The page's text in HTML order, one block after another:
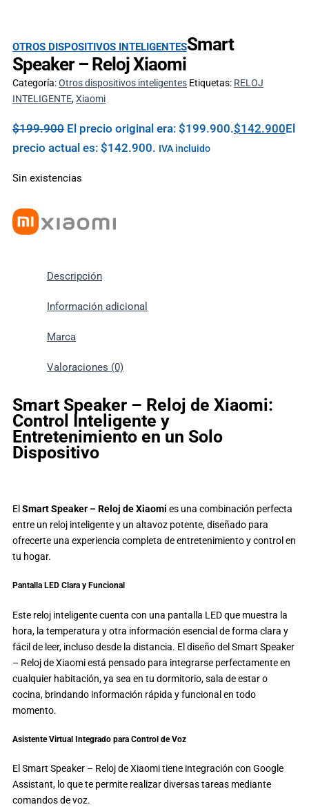
OTROS DISPOSITIVOS INTELIGENTESSmart
Speaker – Reloj Xiaomi
Categoría:Otros dispositivos inteligentes Etiquetas: RELOJ
INTELIGENTE,Xiaomi
$199.900 El precio original era: $199.900.$142.900El
precio actual es: $142.900. IVA incluido
Sin existencias
Descripción
Información adicional
Marca
Valoraciones (0)
Smart Speaker – Reloj de Xiaomi:
Control Inteligente y
Entretenimiento en un Solo
Dispositivo
El Smart Speaker – Reloj de Xiaomi es una combinación perfecta
entre un reloj inteligente y un altavoz potente, diseñado para
ofrecerte una experiencia completa de entretenimiento y control en
tu hogar.
Pantalla LED Clara y Funcional
Este reloj inteligente cuenta con una pantalla LED que muestra la
hora, la temperatura y otra información esencial de forma clara y
fácil de leer, incluso desde la distancia. El diseño del Smart Speaker
– Reloj de Xiaomi está pensado para integrarse perfectamente en
cualquier habitación, ya sea en tu dormitorio, sala de estar o
cocina, brindando información rápida y funcional en todo
momento.
Asistente Virtual Integrado para Control de Voz
El Smart Speaker – Reloj de Xiaomi tiene integración con Google
Assistant, lo que te permite realizar diversas tareas mediante
comandos de voz.